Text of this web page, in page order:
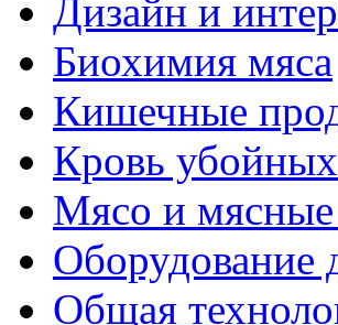
Дизайн и
Биохимия мяса
Кишечные
Кровь
Мясо и
Оборудование
Общая